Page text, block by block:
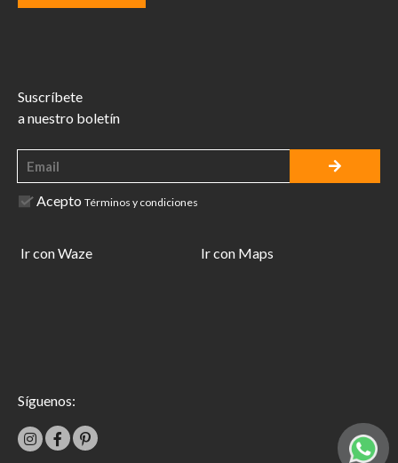
Suscríbete
a nuestro boletín
Acepto Términos y condiciones
Ir con Waze Ir con Maps
Síguenos: